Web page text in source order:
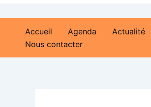
Accueil Agenda Actualité
Nous contacter